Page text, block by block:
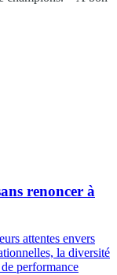
renoncer à
attentes envers
la diversité
performance